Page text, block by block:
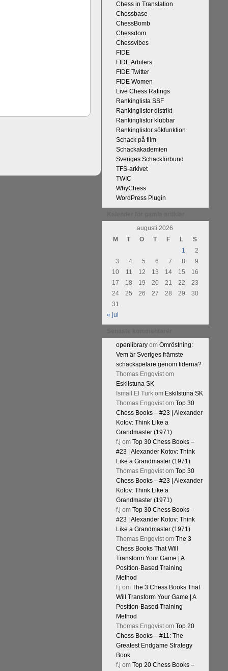
Chess in Translation
Chessbase
ChessBomb
Chessdom
Chessvibes
FIDE
FIDE Arbiters
FIDE Twitter
FIDE Women
Live Chess Ratings
Rankinglista SSF
Rankinglistor distrikt
Rankinglistor klubbar
Rankinglistor sökfunktion
Schack på film
Schackakademien
Sveriges Schackförbund
TFS-arkivet
TWIC
WhyChess
WordPress Plugin
augusti 2026
M
T O T F L
S
1
2
3
4 5 6 7 8
9
10
11 12 13 14 15
16
17
18 19 20 21 22
23
24
25 26 27 28 29
30
31
« jul
openlibraryom Omröstning:
Vem är Sveriges främste
schackspelare genom tiderna?
Thomas Engqvistom
Eskilstuna SK
Ismail El Turkom Eskilstuna SK
Thomas Engqvistom Top 30
Chess Books – #23 | Alexander
Kotov: Think Like a
Grandmaster (1971)
f.j om Top 30 Chess Books –
#23 | Alexander Kotov: Think
Like a Grandmaster (1971)
Thomas Engqvistom Top 30
Chess Books – #23 | Alexander
Kotov: Think Like a
Grandmaster (1971)
f.j om Top 30 Chess Books –
#23 | Alexander Kotov: Think
Like a Grandmaster (1971)
Thomas Engqvistom The 3
Chess Books That Will
Transform Your Game | A
Position-Based Training
Method
f.j om The 3 Chess Books That
Will Transform Your Game | A
Position-Based Training
Method
Thomas Engqvistom Top 20
Chess Books – #11: The
Greatest Endgame Strategy
Book
f.j om Top 20 Chess Books –